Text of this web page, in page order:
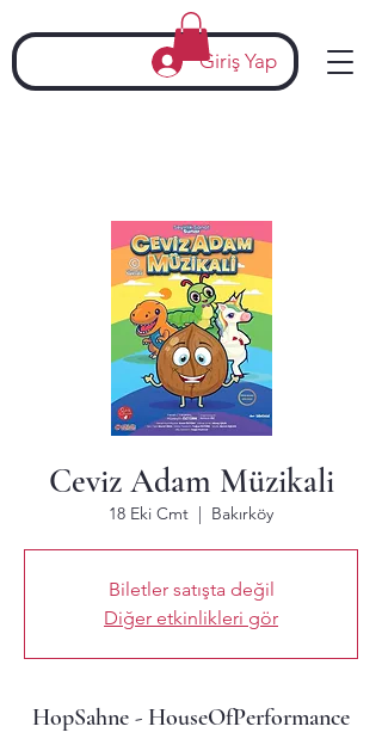
Giriş Yap
Ceviz Adam Müzikali
18 Eki Cmt
  |
Bakırköy
Biletler satışta değil
Diğer etkinlikleri gör
HopSahne - HouseOfPerformance